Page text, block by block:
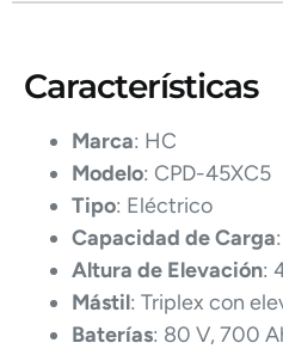
Características
Marca: HC
Modelo: CPD-45XC5
Tipo: Eléctrico
Capacidad de Carga
Altura de Elevación:
Mástil: Triplex con
Baterías: 80 V, 700